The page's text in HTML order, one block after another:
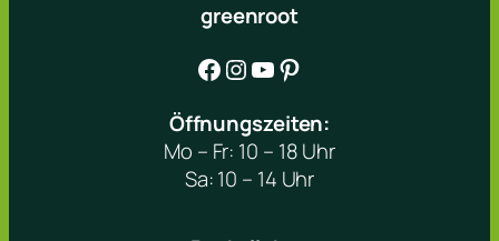
greenroot
Facebook Instagram YouTube Pinterest
Öffnungszeiten:
Mo – Fr: 10 – 18 Uhr
Sa: 10 – 14 Uhr